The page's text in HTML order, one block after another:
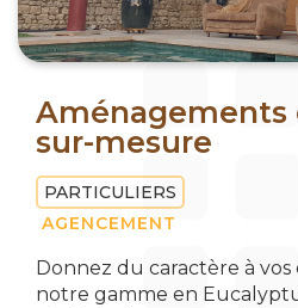
Aménagements
sur-mesure
PARTICULIERS
AGENCEMENT
Donnez du caractère à
notre gamme en